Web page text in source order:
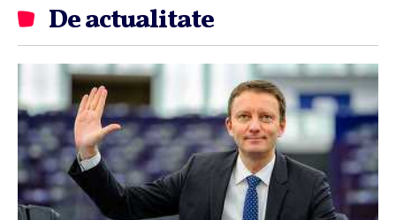
De actualitate